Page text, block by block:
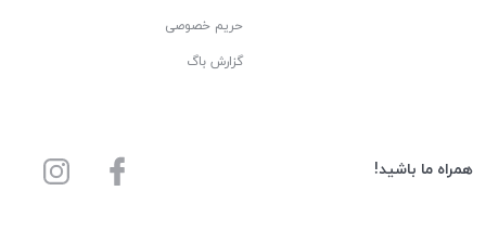
حریم خصوصی
گزارش باگ
همراه ما باشید!